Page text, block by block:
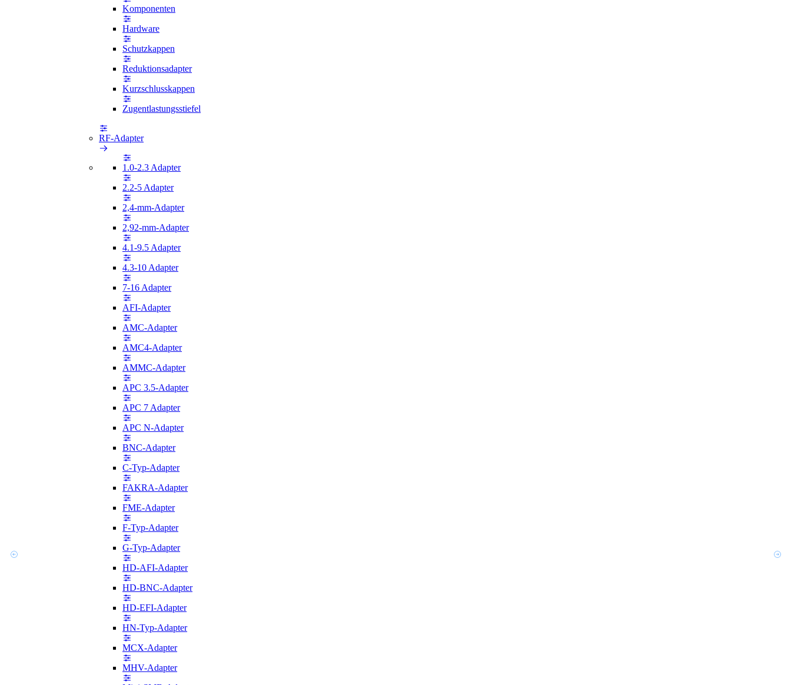
Komponenten
Hardware
Schutzkappen
Reduktionsadapter
Kurzschlusskappen
Zugentlastungsstiefel
RF-Adapter
1.0-2.3 Adapter
2.2-5 Adapter
2,4-mm-Adapter
2,92-mm-Adapter
4.1-9.5 Adapter
4.3-10 Adapter
7-16 Adapter
AFI-Adapter
AMC-Adapter
AMC4-Adapter
AMMC-Adapter
APC 3.5-Adapter
APC 7 Adapter
APC N-Adapter
BNC-Adapter
C-Typ-Adapter
FAKRA-Adapter
FME-Adapter
F-Typ-Adapter
G-Typ-Adapter
HD-AFI-Adapter
HD-BNC-Adapter
HD-EFI-Adapter
HN-Typ-Adapter
MCX-Adapter
MHV-Adapter